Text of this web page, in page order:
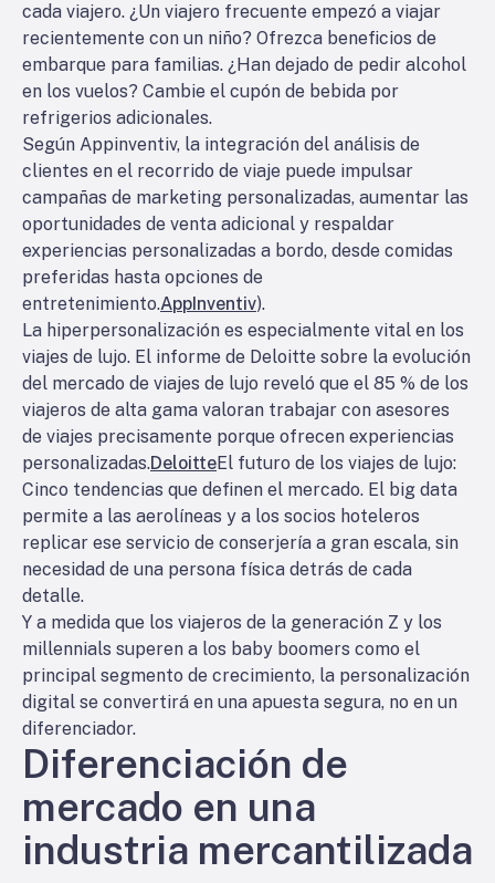
cada viajero. ¿Un viajero frecuente empezó a viajar
recientemente con un niño? Ofrezca beneficios de
embarque para familias. ¿Han dejado de pedir alcohol
en los vuelos? Cambie el cupón de bebida por
refrigerios adicionales.
Según Appinventiv, la integración del análisis de
clientes en el recorrido de viaje puede impulsar
campañas de marketing personalizadas, aumentar las
oportunidades de venta adicional y respaldar
experiencias personalizadas a bordo, desde comidas
preferidas hasta opciones de
entretenimiento.AppInventiv).
La hiperpersonalización es especialmente vital en los
viajes de lujo. El informe de Deloitte sobre la evolución
del mercado de viajes de lujo reveló que el 85 % de los
viajeros de alta gama valoran trabajar con asesores
de viajes precisamente porque ofrecen experiencias
personalizadas.DeloitteEl futuro de los viajes de lujo:
Cinco tendencias que definen el mercado. El big data
permite a las aerolíneas y a los socios hoteleros
replicar ese servicio de conserjería a gran escala, sin
necesidad de una persona física detrás de cada
detalle.
Y a medida que los viajeros de la generación Z y los
millennials superen a los baby boomers como el
principal segmento de crecimiento, la personalización
digital se convertirá en una apuesta segura, no en un
diferenciador.
Diferenciación de
mercado en una
industria mercantilizada